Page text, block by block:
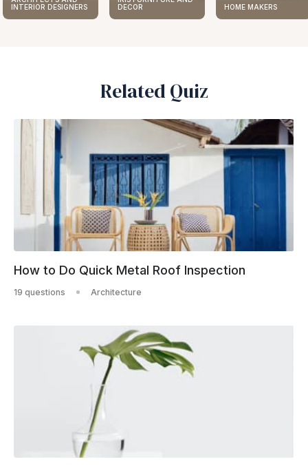
INTERIOR DESIGNERS
DECOR
HOME MAKERS
Related Quiz
How to Do Quick Metal Roof Inspection
19 questions Architecture